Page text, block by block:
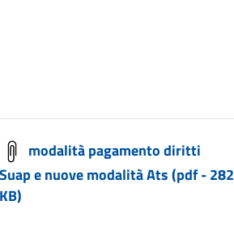
modalità pagamento diritti
e nuove modalità Ats (pdf - 282